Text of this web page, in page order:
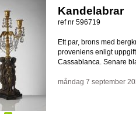
Kandelabrar
ref nr 596719
Ett par, brons med
proveniens enligt
Cassablanca. Senare
måndag 7 september